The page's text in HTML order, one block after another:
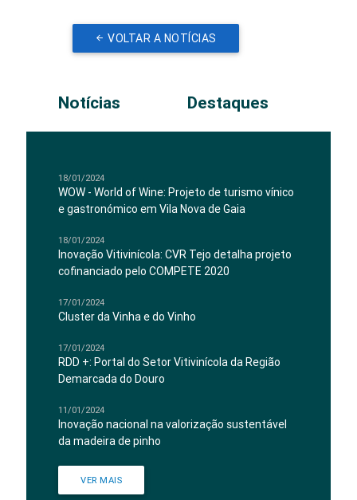
VOLTAR A NOTÍCIAS
Notícias Destaques
18/01/2024
WOW - World of Wine: Projeto de turismo vínico
e gastronómico em Vila Nova de Gaia
18/01/2024
Inovação Vitivinícola: CVR Tejo detalha projeto
cofinanciado pelo COMPETE 2020
17/01/2024
Cluster da Vinha e do Vinho
17/01/2024
RDD +: Portal do Setor Vitivinícola da Região
Demarcada do Douro
11/01/2024
Inovação nacional na valorização sustentável
da madeira de pinho
VER MAIS